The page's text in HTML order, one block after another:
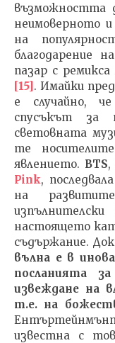
възможността
неимоверното
на
благодарение
пазар с
[15]. Имайки
е случайно,
спусъкът за
световната
те
явлението. BTS,
Pink,
на
настоящето
съдържание.
вълна е в
посланията
извеждане на
т.е. на
Ентъртейнмънт
известна с